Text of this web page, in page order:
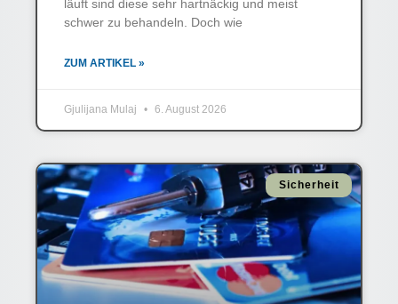
läuft sind diese sehr hartnäckig und meist
schwer zu behandeln. Doch wie
ZUM ARTIKEL »
Gjulijana Mulaj 6. August 2026
Sicherheit